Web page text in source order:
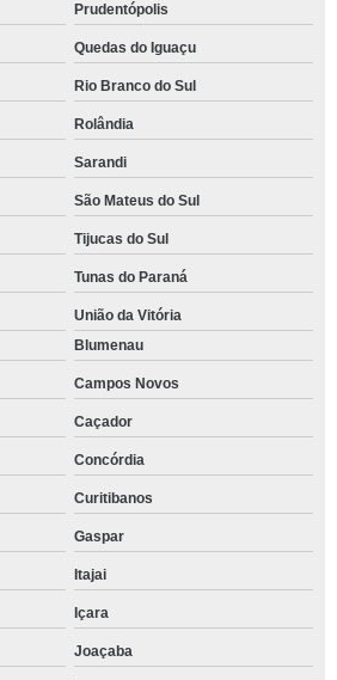
Prudentópolis
Quedas do Iguaçu
Rio Branco do Sul
Rolândia
Sarandi
São Mateus do Sul
Tijucas do Sul
Tunas do Paraná
União da Vitória
Blumenau
Campos Novos
Caçador
Concórdia
Curitibanos
Gaspar
Itajai
Içara
Joaçaba